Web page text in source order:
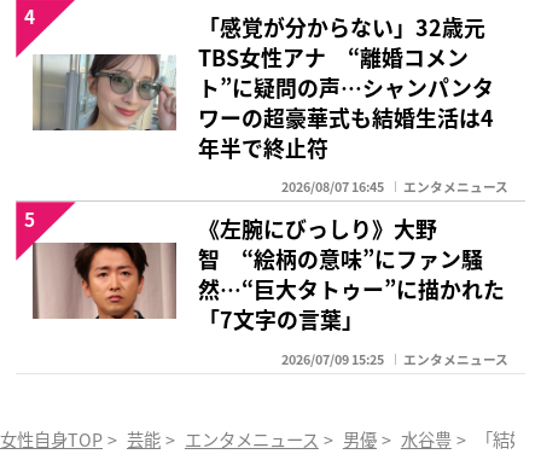
「感覚が分からない」32歳元
TBS女性アナ “離婚コメン
ト”に疑問の声…シャンパンタ
ワーの超豪華式も結婚生活は4
年半で終止符
2026/08/07 16:45 エンタメニュース
4
《左腕にびっしり》大野
智 “絵柄の意味”にファン騒
然…“巨大タトゥー”に描かれた
「7文字の言葉」
2026/07/09 15:25 エンタメニュース
5
女性自身TOP > 芸能 > エンタメニュース > 男優 > 水谷豊 > 「結